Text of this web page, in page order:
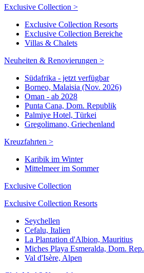
Exclusive Collection >
Exclusive Collection Resorts
Exclusive Collection Bereiche
Villas & Chalets
Neuheiten & Renovierungen >
Südafrika - jetzt verfügbar
Borneo, Malaisia (Nov. 2026)
Oman - ab 2028
Punta Cana, Dom. Republik
Palmiye Hotel, Türkei
Gregolimano, Griechenland
Kreuzfahrten >
Karibik im Winter
Mittelmeer im Sommer
Exclusive Collection
Exclusive Collection Resorts
Seychellen
Cefalu, Italien
La Plantation d'Albion, Mauritius
Miches Playa Esmeralda, Dom. Rep.
Val d'Isère, Alpen